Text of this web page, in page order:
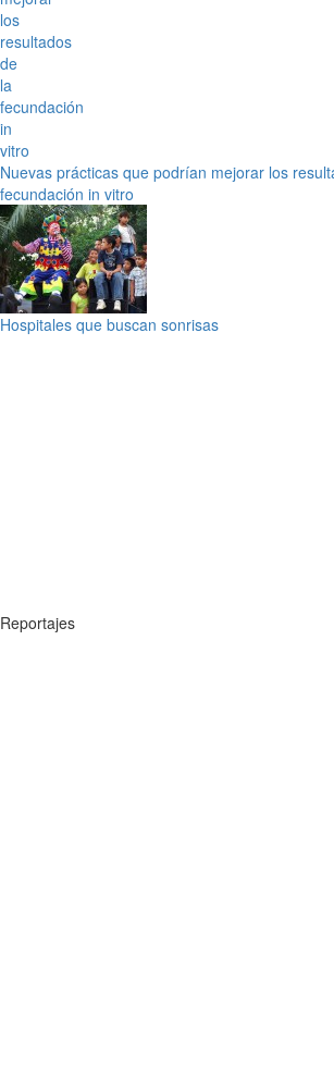
Nuevas prácticas que podrían mejorar los
fecundación in vitro
Hospitales que buscan sonrisas
Reportajes